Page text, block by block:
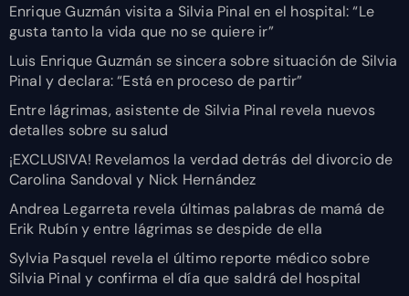
Enrique Guzmán visita a Silvia Pinal en el hospital: “Le
gusta tanto la vida que no se quiere ir”
Luis Enrique Guzmán se sincera sobre situación de Silvia
Pinal y declara: “Está en proceso de partir”
Entre lágrimas, asistente de Silvia Pinal revela nuevos
detalles sobre su salud
¡EXCLUSIVA! Revelamos la verdad detrás del divorcio de
Carolina Sandoval y Nick Hernández
Andrea Legarreta revela últimas palabras de mamá de
Erik Rubín y entre lágrimas se despide de ella
Sylvia Pasquel revela el último reporte médico sobre
Silvia Pinal y confirma el día que saldrá del hospital